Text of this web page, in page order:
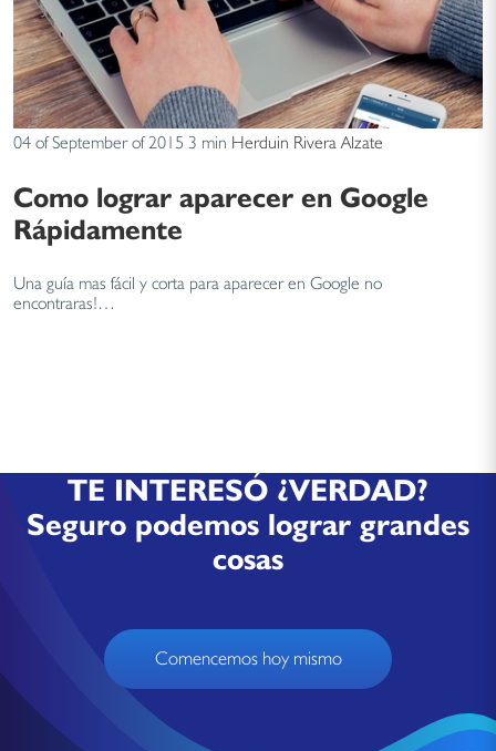
04 of September of 2015 3 min Herduin Rivera Alzate
Como lograr aparecer en Google
Rápidamente
Una guía mas fácil y corta para aparecer en Google no
encontraras!…
TE INTERESÓ ¿VERDAD?
Seguro podemos lograr grandes
cosas
Comencemos hoy mismo